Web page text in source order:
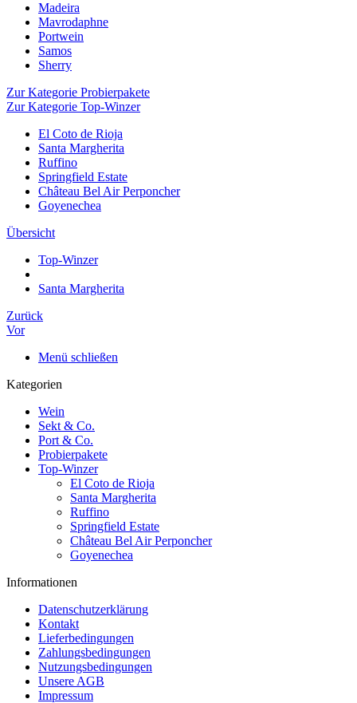
Madeira
Mavrodaphne
Portwein
Samos
Sherry
Zur Kategorie Probierpakete
Zur Kategorie Top-Winzer
El Coto de Rioja
Santa Margherita
Ruffino
Springfield Estate
Château Bel Air Perponcher
Goyenechea
Übersicht
Top-Winzer
Santa Margherita
Zurück
Vor
Menü schließen
Kategorien
Wein
Sekt & Co.
Port & Co.
Probierpakete
Top-Winzer
El Coto de Rioja
Santa Margherita
Ruffino
Springfield Estate
Château Bel Air Perponcher
Goyenechea
Informationen
Datenschutzerklärung
Kontakt
Lieferbedingungen
Zahlungsbedingungen
Nutzungsbedingungen
Unsere AGB
Impressum